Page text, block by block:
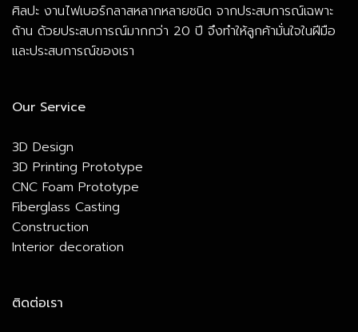
ศิลปะ งานไฟเบอร์กลาสหลากหลายชนิด จากประสบการณ์เฉพาะ
ด้าน ด้วยประสบการณ์มากกว่า 20 ปี จึงทำให้ลูกค้ามั่นใจในฝีมือ
และประสบการณ์ของเรา
Our Service
3D Design
3D Printing Prototype
CNC Foam Prototype
Fiberglass Casting
Construction
Interior decoration
ติดต่อเรา